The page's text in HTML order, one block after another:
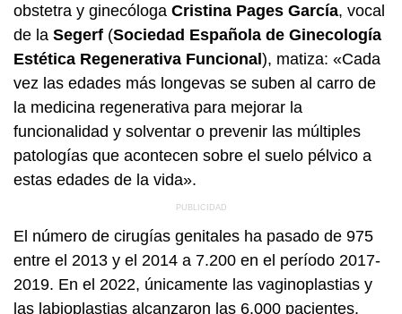
obstetra y ginecóloga Cristina Pages García, vocal
de la Segerf (Sociedad Española de Ginecología
Estética Regenerativa Funcional), matiza: «Cada
vez las edades más longevas se suben al carro de
la medicina regenerativa para mejorar la
funcionalidad y solventar o prevenir las múltiples
patologías que acontecen sobre el suelo pélvico a
estas edades de la vida».
El número de cirugías genitales ha pasado de 975
entre el 2013 y el 2014 a 7.200 en el período 2017-
2019. En el 2022, únicamente las vaginoplastias y
las labioplastias alcanzaron las 6.000 pacientes.